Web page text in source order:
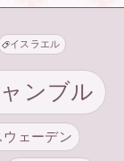
イスラエル
ンブル
ウェーデン